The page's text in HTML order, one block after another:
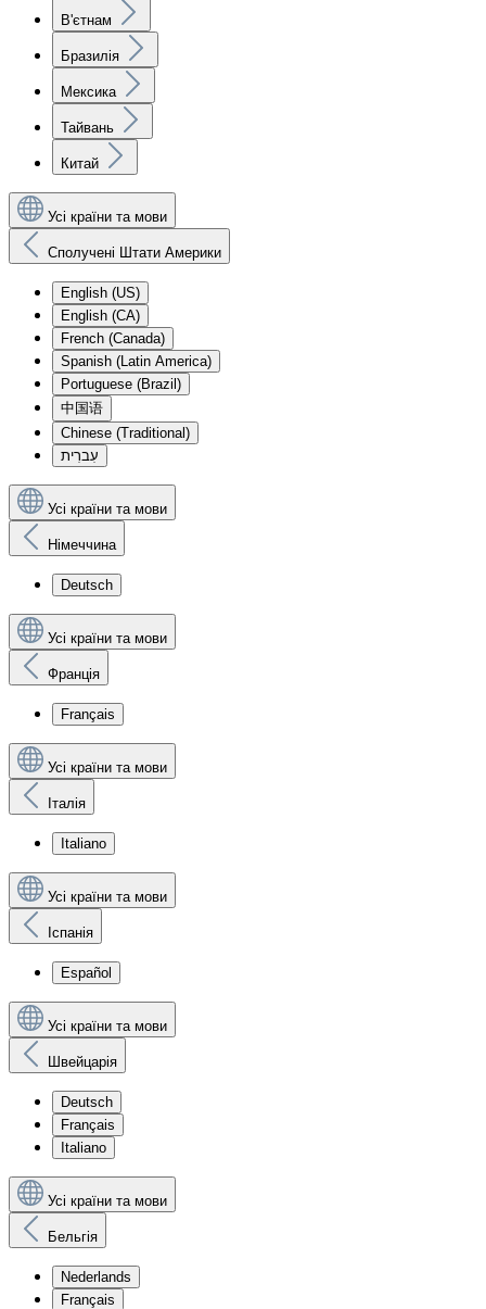
В'єтнам
Бразилія
Мексика
Тайвань
Китай
Усі країни та мови
Сполучені Штати Америки
English (US)
English (CA)
French (Canada)
Spanish (Latin America)
Portuguese (Brazil)
中国语
Chinese (Traditional)
עִברִית
Усі країни та мови
Німеччина
Deutsch
Усі країни та мови
Франція
Français
Усі країни та мови
Італія
Italiano
Усі країни та мови
Іспанія
Español
Усі країни та мови
Швейцарія
Deutsch
Français
Italiano
Усі країни та мови
Бельгія
Nederlands
Français